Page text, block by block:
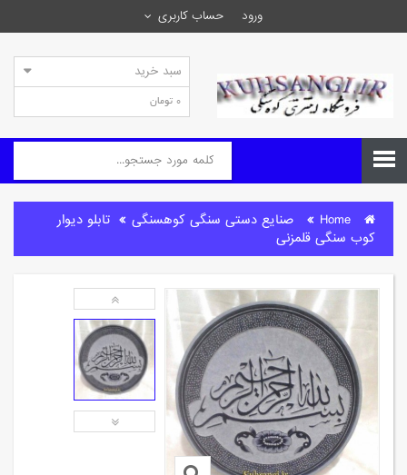
ورود حساب کاربری
سبد خرید
0 تومان
صنایع دستی سنگی کوهسنگی
تابلو دیوار
کوب سنگی قلمزنی